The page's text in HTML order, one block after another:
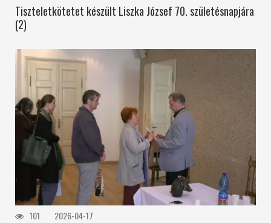
Tiszteletkötetet készült Liszka József 70. születésnapjára
(2)
101 2026-04-17